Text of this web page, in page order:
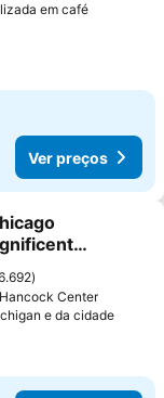
em café
Ver preços
favoritos
Center
e da cidadeVer